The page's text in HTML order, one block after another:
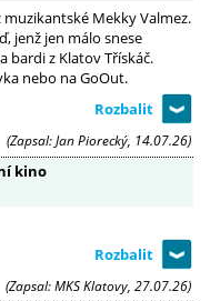
Mekky Valmez.
jenž jen málo snese
bardi z Klatov Třískáč.
nebo na GoOut.
(Zapsal: Jan Piorecký, 14.07.26)
kino
(Zapsal: MKS Klatovy, 27.07.26)